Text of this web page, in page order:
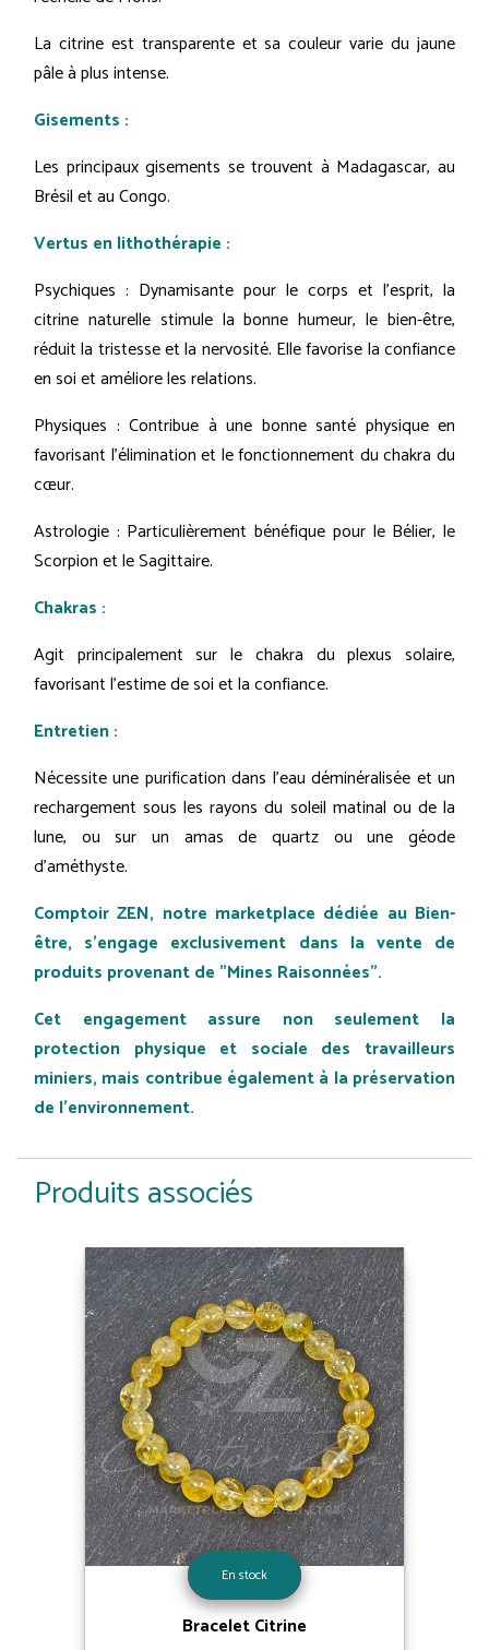
La citrine est transparente et sa couleur varie du jaune
pâle à plus intense.
Gisements :
Les principaux gisements se trouvent à Madagascar, au
Brésil et au Congo.
Vertus en lithothérapie :
Psychiques : Dynamisante pour le corps et l'esprit, la
citrine naturelle stimule la bonne humeur, le bien-être,
réduit la tristesse et la nervosité. Elle favorise la confiance
en soi et améliore les relations.
Physiques : Contribue à une bonne santé physique en
favorisant l'élimination et le fonctionnement du chakra du
cœur.
Astrologie : Particulièrement bénéfique pour le Bélier, le
Scorpion et le Sagittaire.
Chakras :
Agit principalement sur le chakra du plexus solaire,
favorisant l'estime de soi et la confiance.
Entretien :
Nécessite une purification dans l'eau déminéralisée et un
rechargement sous les rayons du soleil matinal ou de la
lune, ou sur un amas de quartz ou une géode
d’améthyste.
Comptoir ZEN, notre marketplace dédiée au Bien-
être, s'engage exclusivement dans la vente de
produits provenant de "Mines Raisonnées".
Cet engagement assure non seulement la
protection physique et sociale des travailleurs
miniers, mais contribue également à la préservation
de l'environnement.
Produits associés
En stock
Bracelet Citrine